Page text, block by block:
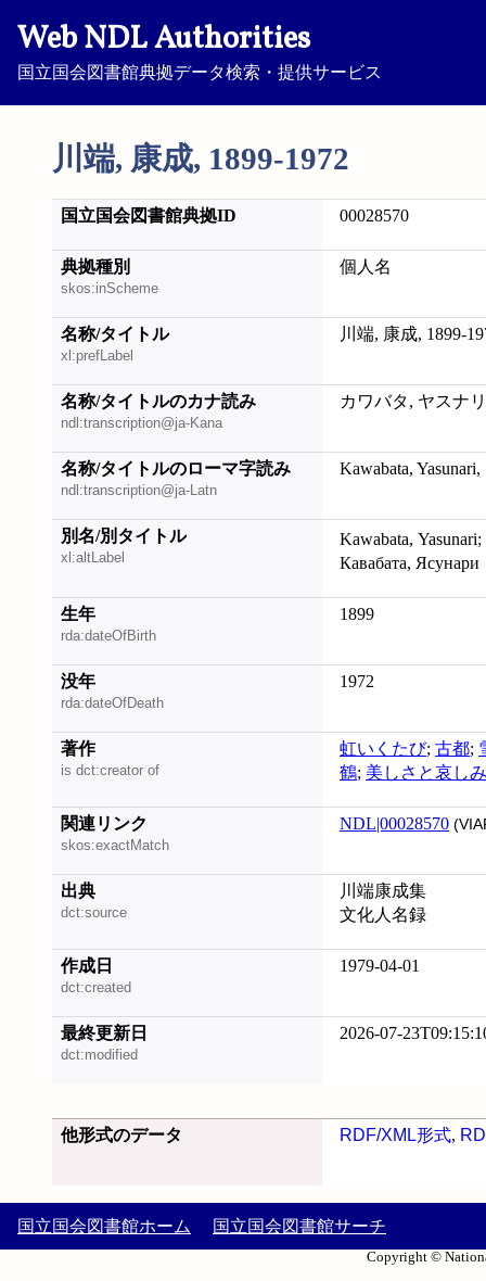
Web NDL Authorities
国立国会図書館典拠データ検索・提供サービス
川端, 康成, 1899-1972
国立国会図書館典拠ID 00028570
典拠種別
skos:inScheme
個人名
名称/タイトル
xl:prefLabel
川端, 康成, 1899-
名称/タイトルのカナ読み
ndl:transcription@ja-Kana
カワバタ, ヤスナ
名称/タイトルのローマ字読み
ndl:transcription@ja-Latn
Kawabata,
別名/別タイトル
xl:altLabel
Kawabata, Yasunari;
Кавабата, Ясунари
生年
rda:dateOfBirth
1899
没年
rda:dateOfDeath
1972
著作
is dct:creator of
虹いくたび; 古都;
鶴; 美しさと哀し
関連リンク
skos:exactMatch
NDL|00028570
出典
dct:source
川端康成集
文化人名録
作成日
dct:created
1979-04-01
最終更新日
dct:modified
2026-07-
他形式のデータ RDF/XML形式,
国立国会図書館ホーム 国立国会図書館サーチ
Copyright ©